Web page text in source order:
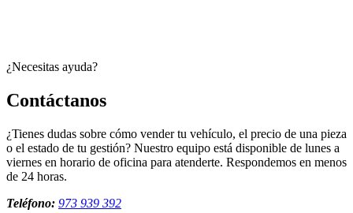
¿Necesitas ayuda?
Contáctanos
¿Tienes dudas sobre cómo vender tu vehículo, el precio de una pieza
o el estado de tu gestión? Nuestro equipo está disponible de lunes a
viernes en horario de oficina para atenderte. Respondemos en menos
de 24 horas.
Teléfono: 973 939 392